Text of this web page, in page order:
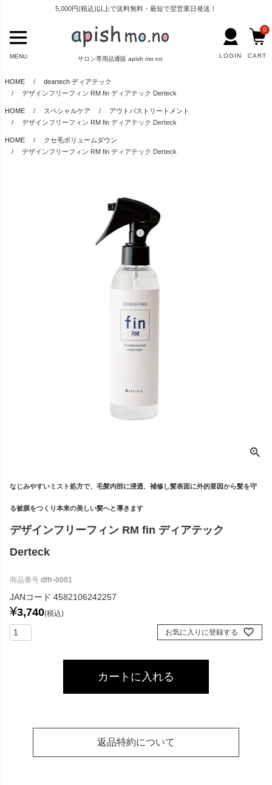
5,000円(税込)以上で送料無料・最短で翌営業日発送！
サロン専用品通販 apish mo.no
MENU LOGIN CART
0
HOME
deartech ディアテック
デザインフリーフィン RM fin ディアテック Derteck
HOME スペシャルケア
アウトバストリートメント
デザインフリーフィン RM fin ディアテック Derteck
HOME
クセ毛ボリュームダウン
デザインフリーフィン RM fin ディアテック Derteck
なじみやすいミスト処方で、毛髪内部に浸透、補修し髪表面に外的要因から髪を守
る被膜をつくり本来の美しい髪へと導きます
デザインフリーフィン RM fin ディアテック
Derteck
商品番号 dffr-0001
JANコード 4582106242257
¥3,740 税込
お気に入りに登録する
カートに入れる
返品特約について